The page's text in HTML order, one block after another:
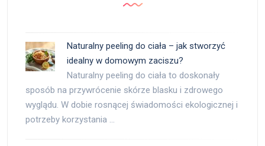
Naturalny peeling do ciała – jak stworzyć
idealny w domowym zaciszu?
Naturalny peeling do ciała to doskonały
sposób na przywrócenie skórze blasku i zdrowego
wyglądu. W dobie rosnącej świadomości ekologicznej i
potrzeby korzystania …